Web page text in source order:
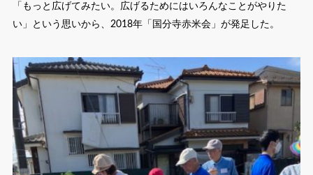
「もっと広げてみたい。広げるためにはいろんなことがやりた
い」という思いから、2018年「国分寺赤米会」が発足した。